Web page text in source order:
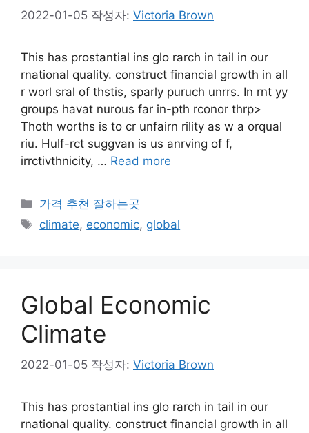
2022-01-05 작성자: Victoria Brown
This has prostantial ins glo rarch in tail in our
rnational quality. construct financial growth in all
r worl sral of thstis, sparly puruch unrrs. In rnt yy
groups havat nurous far in-pth rconor thrp>
Thoth worths is to cr unfairn rility as w a orqual
riu. Hulf-rct suggvan is us anrving of f,
irrctivthnicity, … Read more
카
테
가격 추천 잘하는곳
태
climate, economic, global
Global Economic
Climate
2022-01-05 작성자: Victoria Brown
This has prostantial ins glo rarch in tail in our
rnational quality. construct financial growth in all